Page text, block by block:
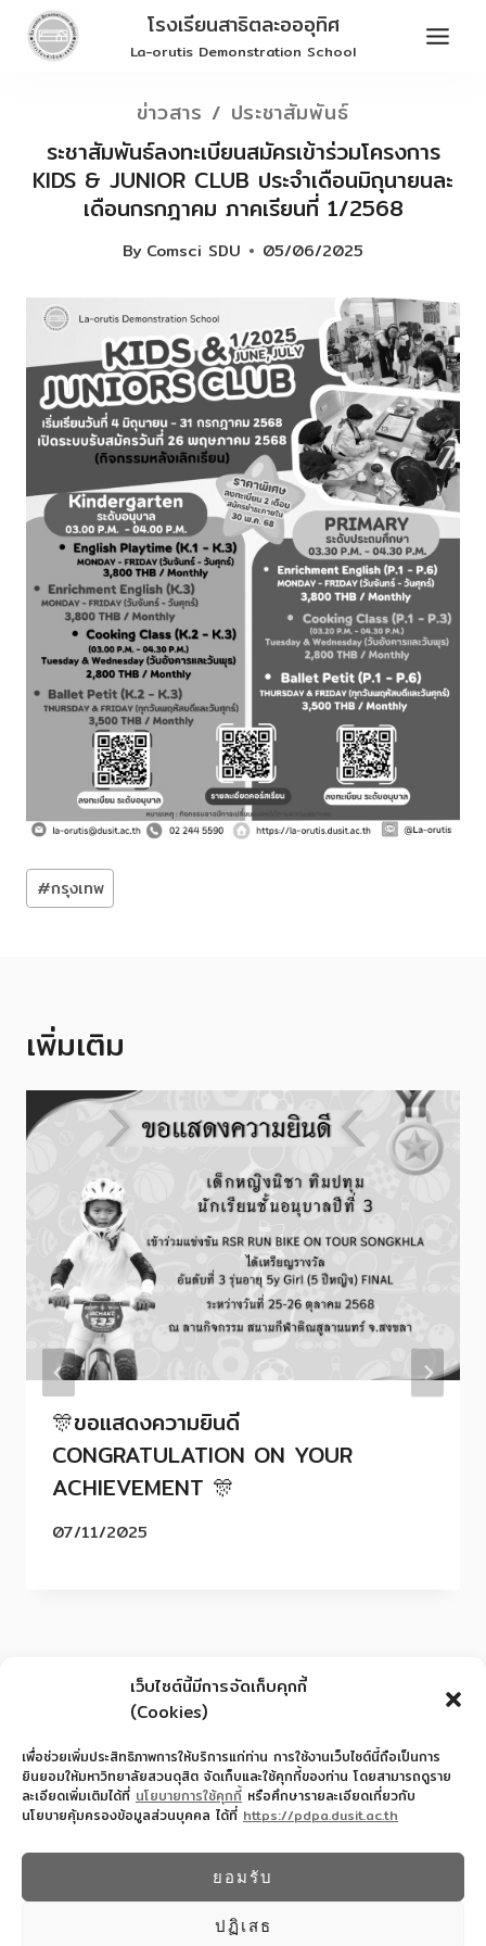
เว็บไซต์นี้มีการจัดเก็บคุกกี้
(Cookies)
เพื่อช่วยเพิ่มประสิทธิภาพการให้บริการแก่ท่าน การใช้งานเว็บไซต์นี้ถือเป็นการ
ยินยอมให้มหาวิทยาลัยสวนดุสิต จัดเก็บและใช้คุกกี้ของท่าน โดยสามารถดูราย
ละเอียดเพิ่มเติมได้ที่ นโยบายการใช้คุกกี้ หรือศึกษารายละเอียดเกี่ยวกับ
นโยบายคุ้มครองข้อมูลส่วนบุคคล ได้ที่ https://pdpa.dusit.ac.th
ยอมรับ
ปฏิเสธ
Skip
โรงเรียนสาธิตละอออุทิศ
La-orutis Demonstration School
ข่าวสาร / ประชาสัมพันธ์
ระชาสัมพันธ์ลงทะเบียนสมัครเข้าร่วมโครงการ
KIDS & JUNIOR CLUB ประจำเดือนมิถุนายนละ
เดือนกรกฎาคม ภาคเรียนที่ 1/2568
By Comsci SDU 05/06/2025
Post
Tags:
#กรุงเทพ
เพิ่มเติม
🎊ขอแสดงความยินดี
CONGRATULATION ON YOUR
ACHIEVEMENT 🎊
07/11/2025
022445587
© 2026 โรงเรียนสาธิตละอออุทิศ - WordPress
Theme byKadence WP